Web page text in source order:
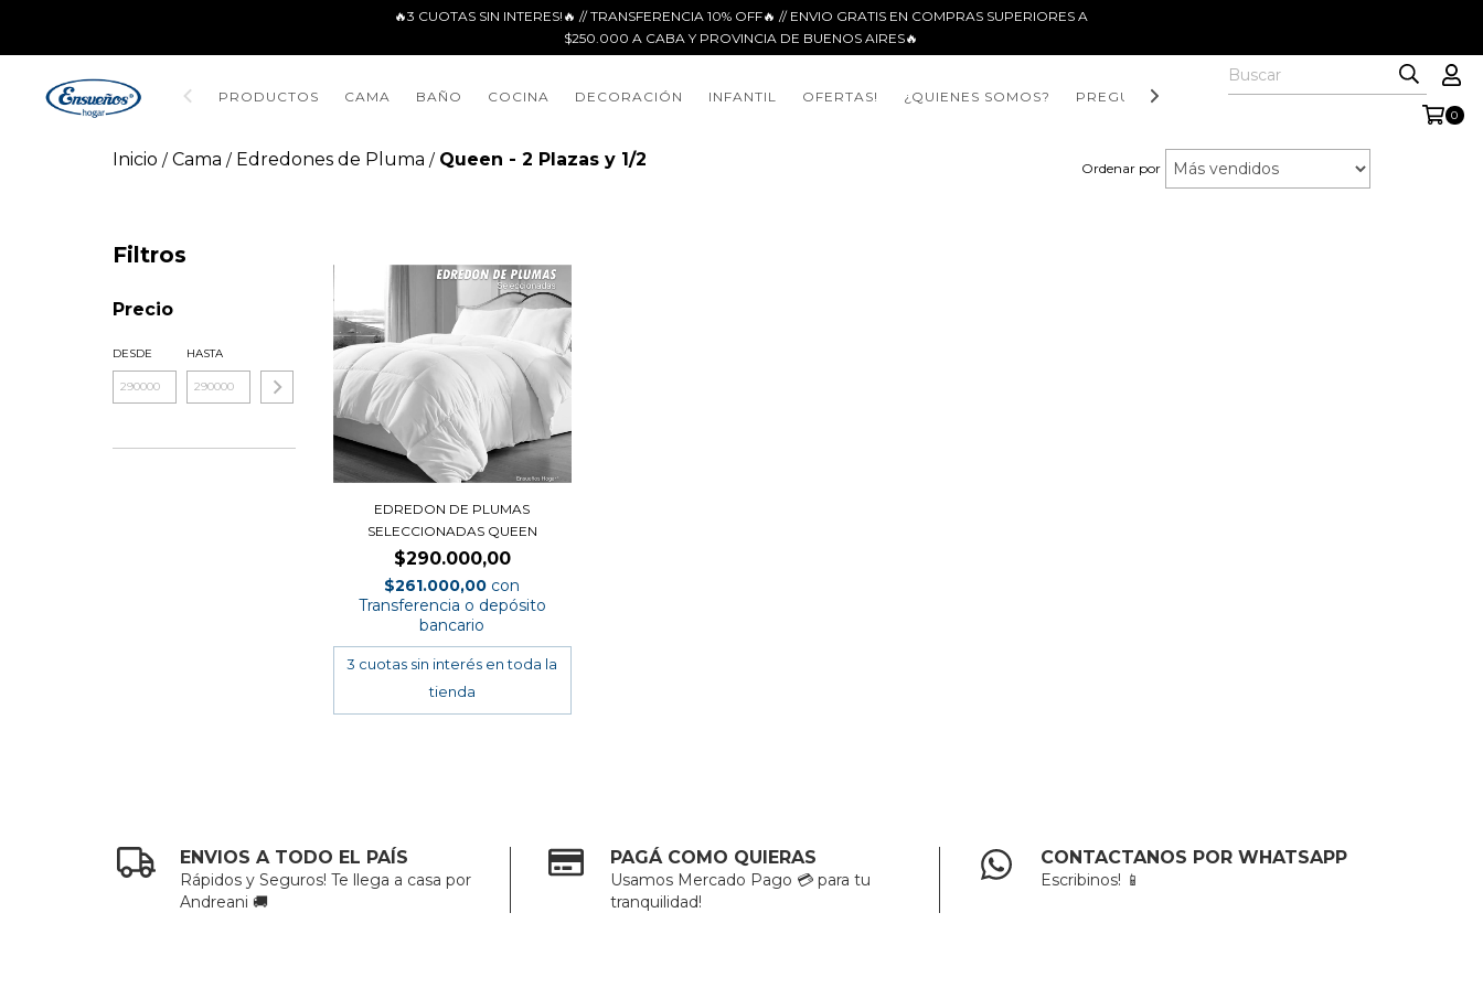
🔥3 CUOTAS SIN INTERES!🔥 // TRANSFERENCIA 10% OFF🔥 // ENVIO GRATIS EN COMPRAS SUPERIORES A
$250.000 A CABA Y PROVINCIA DE BUENOS AIRES🔥
PRODUCTOS CAMA BAÑO COCINA DECORACIÓN INFANTIL OFERTAS! ¿QUIENES SOMOS? PREGUNTAS FRECUENTES WHATSAPP
0
Inicio / Cama / Edredones de Pluma / Queen - 2 Plazas y 1/2 Ordenar por
Filtros
Precio
DESDE HASTA
EDREDON DE PLUMAS
SELECCIONADAS QUEEN
$290.000,00
$261.000,00 con
Transferencia o depósito
bancario
ENVIOS A TODO EL PAÍS
Rápidos y Seguros! Te llega a casa por
Andreani 🚚
PAGÁ COMO QUIERAS
Usamos Mercado Pago 💳 para tu
tranquilidad!
CONTACTANOS POR WHATSAPP
Escribinos! 📱